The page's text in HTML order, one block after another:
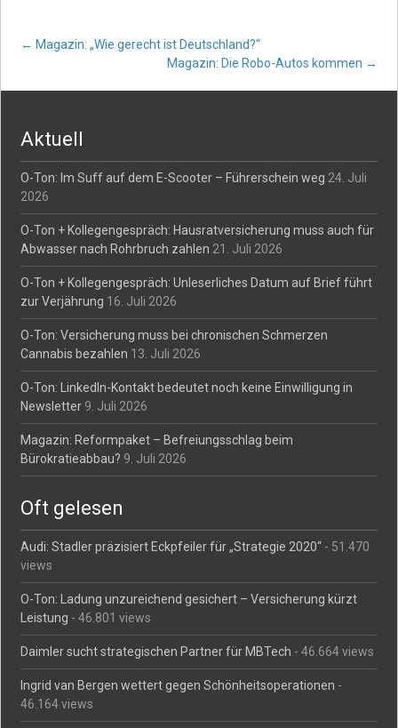
Post
← Magazin: „Wie gerecht ist Deutschland?“
Magazin: Die Robo-Autos kommen →
Aktuell
O-Ton: Im Suff auf dem E-Scooter – Führerschein weg 24. Juli
2026
O-Ton + Kollegengespräch: Hausratversicherung muss auch für
Abwasser nach Rohrbruch zahlen 21. Juli 2026
O-Ton + Kollegengespräch: Unleserliches Datum auf Brief führt
zur Verjährung 16. Juli 2026
O-Ton: Versicherung muss bei chronischen Schmerzen
Cannabis bezahlen 13. Juli 2026
O-Ton: LinkedIn-Kontakt bedeutet noch keine Einwilligung in
Newsletter 9. Juli 2026
Magazin: Reformpaket – Befreiungsschlag beim
Bürokratieabbau? 9. Juli 2026
Oft gelesen
Audi: Stadler präzisiert Eckpfeiler für „Strategie 2020“ - 51.470
views
O-Ton: Ladung unzureichend gesichert – Versicherung kürzt
Leistung - 46.801 views
Daimler sucht strategischen Partner für MBTech - 46.664 views
Ingrid van Bergen wettert gegen Schönheitsoperationen -
46.164 views